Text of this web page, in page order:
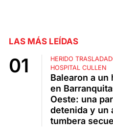
LAS MÁS LEÍDAS
HERIDO
HOSPITAL CULLEN
Balearon a un
en
Oeste: una
detenida y un
tumbera